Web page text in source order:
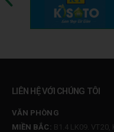
LIÊN HỆ VỚI CHÚNG TÔI
VĂN PHÒNG
MIỀN BẮC: B1.4 LK09.